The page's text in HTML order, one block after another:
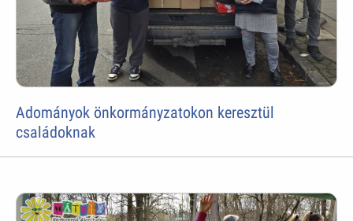
Adományok önkormányzatokon keresztül
családoknak